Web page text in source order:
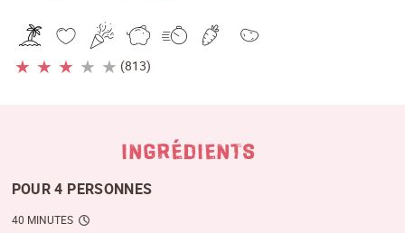
★ ★ ★ ★ ★ (813)
INGRÉDIENTS
POUR 4 PERSONNES
40 MINUTES